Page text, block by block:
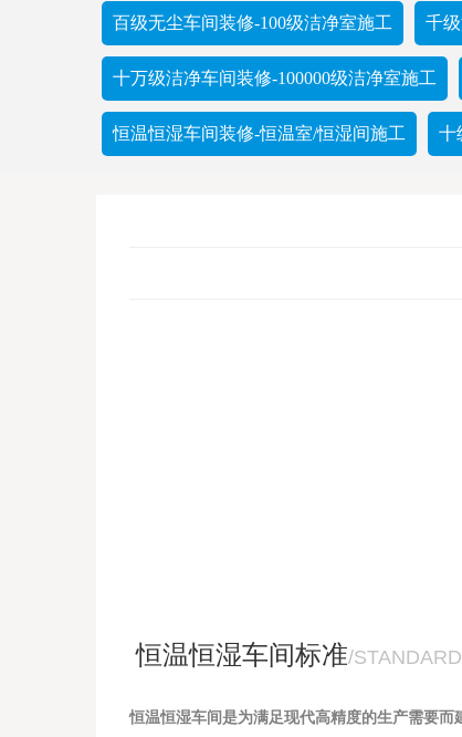
百级无尘车间装修-100级洁净室施工 千
十万级洁净车间装修-100000级洁净室施工
恒温恒湿车间装修-恒温室/恒湿间施工 十
恒温恒湿车间标准/STANDARD
恒温恒湿车间是为满足现代高精度的生产需要